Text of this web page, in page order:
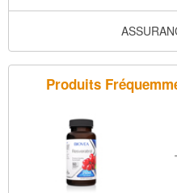
Produits